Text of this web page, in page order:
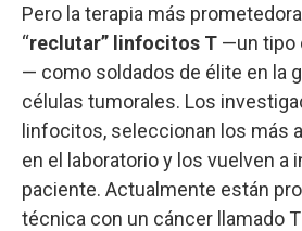
Pero la terapia más
“reclutar” linfocitos T —un tipo
— como soldados de élite en la
células tumorales. Los
linfocitos, seleccionan los más
en el laboratorio y los vuelven a
paciente. Actualmente están
técnica con un cáncer llamado